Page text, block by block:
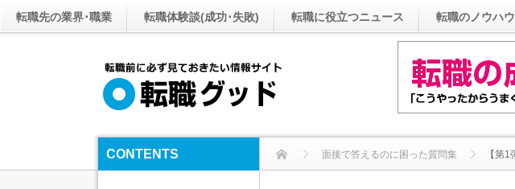
転職先の業界･職業 転職体験談(成功･失敗) 転職に役立つニュース 転職のノウハウ
面接で答えるのに困った質問集 【第
CONTENTS